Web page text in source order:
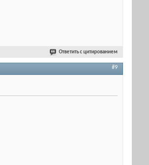
Ответить с цитированием
#9